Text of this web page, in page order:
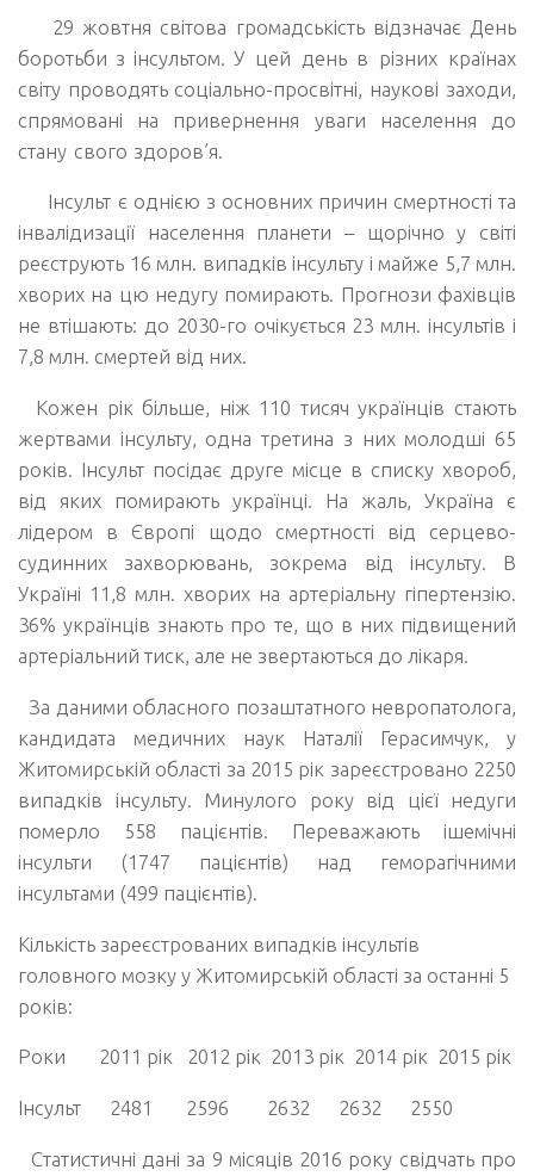
29 жовтня світова громадськість відзначає День
боротьби з інсультом.У цей день в різних країнах
світу проводять соціально-просвітні, наукові заходи,
спрямовані на привернення уваги населення до
стану свого здоров’я.
Інсульт є однією з основних причин смертності та
інвалідизації населення планети – щорічно у світі
реєструють 16 млн. випадків інсульту і майже 5,7 млн.
хворих на цю недугу помирають. Прогнози фахівців
не втішають: до 2030-го очікується 23 млн. інсультів і
7,8 млн. смертей від них.
Кожен рік більше, ніж 110 тисяч українців стають
жертвами інсульту, одна третина з них молодші 65
років. Інсульт посідає друге місце в списку хвороб,
від яких помирають українці. На жаль, Україна є
лідером в Європі щодо смертності від серцево-
судинних захворювань, зокрема від інсульту. В
Україні 11,8 млн. хворих на артеріальну гіпертензію.
36% українців знають про те, що в них підвищений
артеріальний тиск, але не звертаються до лікаря.
За даними обласного позаштатного невропатолога,
кандидата медичних наук Наталії Герасимчук, у
Житомирській області за 2015 рік зареєстровано 2250
випадків інсульту. Минулого року від цієї недуги
померло 558 пацієнтів. Переважають ішемічні
інсульти (1747 пацієнтів) над геморагічними
інсультами (499 пацієнтів).
Кількість зареєстрованих випадків інсультів
головного мозку у Житомирській області за останні 5
років:
Роки 2011 рік 2012 рік 2013 рік 2014 рік 2015 рік
Інсульт 2481 2596 2632 2632 2550
Статистичні дані за 9 місяців 2016 року свідчать про